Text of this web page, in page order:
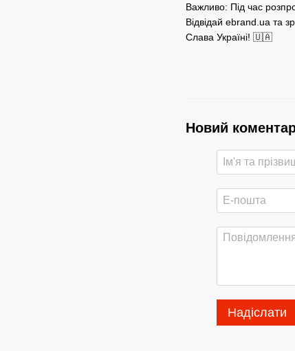
Важливо: Під час
Відвідай ebrand.ua та
Слава Україні! 🇺🇦
Новий
Надіслати